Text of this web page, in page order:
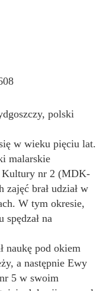
polski
w wieku pięciu lat.
malarskie
Kultury nr 2 (MDK-
brał udział w
W tym okresie,
spędzał na
naukę pod okiem
a następnie Ewy
5 w swoim